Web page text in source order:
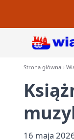
Strona główna
16 maja